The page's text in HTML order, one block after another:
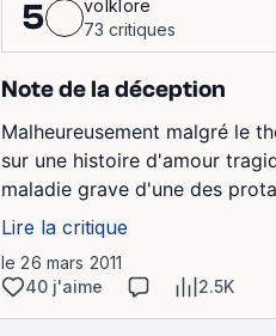
5
volklore
73 critiques
Note de la déception
Malheureusement malgré le
sur une histoire d'amour
maladie grave d'une des
Lire la critique
le 26 mars 2011
40 j'aime
2.5K